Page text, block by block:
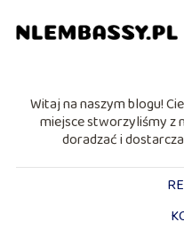
Witaj na naszym blogu!
miejsce stworzyliśmy z
doradzać i